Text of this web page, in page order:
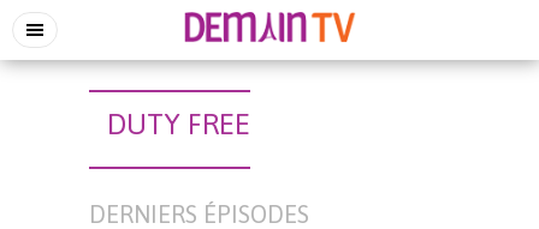
DUTY FREE
DERNIERS ÉPISODES